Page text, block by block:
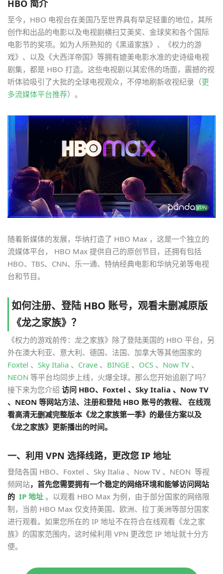
HBO 简介
至今，HBO 电视台在美国乃至世界具有举足轻重的地位，其所
创作和出品的电影以及电视剧横扫艾美奖、金球奖和各个国际
电影节的奖项。如为人所熟知的《黑道家族》、《权力的游
戏》、以及《大西洋帝国》等拥有媲美电影水准的史诗级电视
剧集，都是 HBO 打造。这些电视剧以其宏伟的场面，震撼的视
听体验吸引了大批的全球电视观众，不停地刷新收视纪录（更
多流媒体平台推荐）。
随着新媒体的发展，华纳打造了 HBO Max ，这是一个独立的
流媒体平台， HBO Max 提供自己的原创节目，还拥有包括
HBO、TBS、CNN、乐一通、特纳经典电影和华纳兄弟等电视
台和节目。
如何注册、登陆 HBO 账号，观看未删减原版
《龙之家族》？
《权力的游戏前传：龙之家族》除了登陆美国的 HBO 平台，另
外在澳大利亚、意大利、德国、法国、加拿大等其他国家的
Foxtel 、 Sky Italia 、 Crave 、 BINGE 、 OCS 、 Now TV 、
NEON 等平台均同步上线，火爆全球。那么您开始追剧了吗？
接下来为您介绍 访问 HBO、Foxtel 、Sky Italia 、Now TV
、NEON 等网站方法、注册和登陆 HBO 账号的教程、 在线观
看高清无删减完整版本《龙之家族第一季》的最佳方案以及
《龙之家族》更新播出的时间。
一、利用 VPN 选择线路，更改您 IP 地址
登陆各国 HBO、Foxtel 、Sky Italia 、Now TV 、NEON 等视
频网站，首先您需要拥有一个稳定的网络环境和能够访问网站
的 IP 地址 。以观看 HBO Max 为例，由于部分国家的网络限
制，当前 HBO Max 仅支持美国、欧洲、拉丁美洲等部分国家
进行观看。如果您所在的 IP 地址不在符合在线观看《龙之家
族》的国家范围内，这时候利用 VPN 更改您 IP 地址就十分方
便。